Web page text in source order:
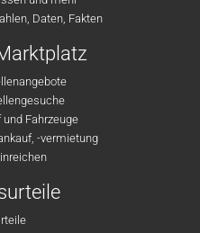
Daten, Fakten
Fahrzeuge
-vermietung